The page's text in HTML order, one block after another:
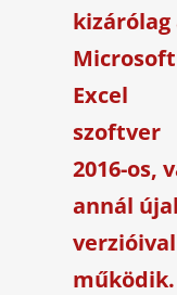
kizárólag
Microsoft
Excel
szoftver
2016-os,
annál
verzióival
működik.